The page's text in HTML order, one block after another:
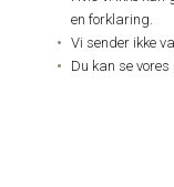
en forklaring.
Vi sender ikke
Du kan se